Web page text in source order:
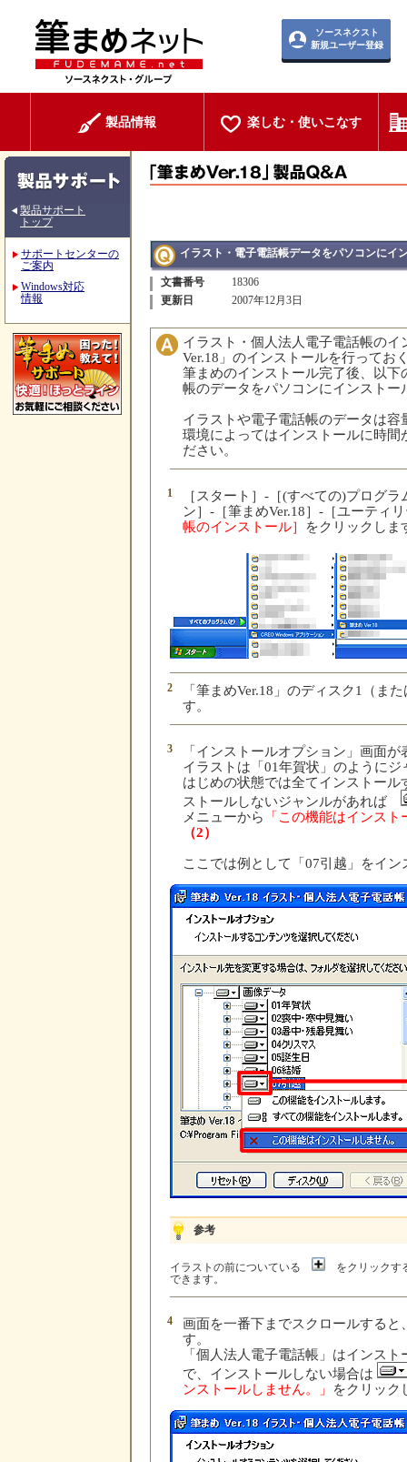
ソースネクスト
新規ユーザー登録
製品情報 楽しむ・使いこなす
製品サポート
トップ
サポートセンターの
ご案内
Windows対応
情報
イラスト・電子電話帳データをパソコンにイ
文書番号
18306
更新日
2007年12月3日
イラスト・個人法人電子電話帳の
Ver.18」のインストールを行ってお
筆まめのインストール完了後、以
帳のデータをパソコンにインストー
イラストや電子電話帳のデータは
環境によってはインストールに時
ださい。
1
［スタート］-［(すべての)プログ
ン］-［筆まめVer.18］-［ユーティ
帳のインストール］
をクリックしま
2
「筆まめVer.18」のディスク1（ま
す。
3
「インストールオプション」画面
イラストは「01年賀状」のように
はじめの状態では全てインストー
ストールしないジャンルがあれば
メニューから
「この機能はインス
（2）
ここでは例として「07引越」をイ
参考
イラストの前についている
をクリックす
できます。
4
画面を一番下までスクロールする
す。
「個人法人電子電話帳」はインス
で、インストールしない場合は
ンストールしません。」
をクリック